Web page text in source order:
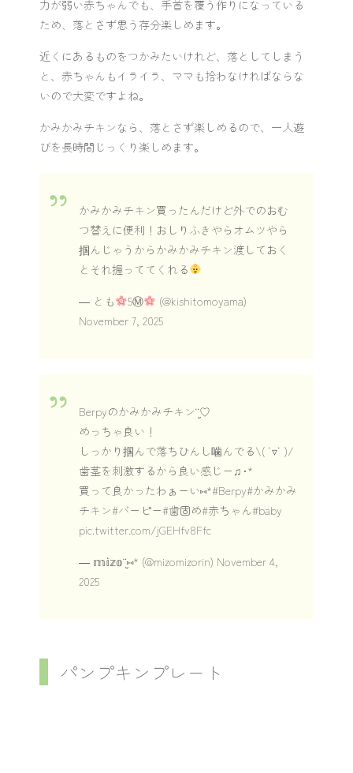
力が弱い赤ちゃんでも、手首を覆う作りになっている
ため、落とさず思う存分楽しめます。
近くにあるものをつかみたいけれど、落としてしまう
と、赤ちゃんもイライラ、ママも拾わなければならな
いので大変ですよね。
かみかみチキンなら、落とさず楽しめるので、一人遊
びを長時間じっくり楽しめます。
かみかみチキン買ったんだけど外でのおむ
つ替えに便利！おしりふきやらオムツやら
掴んじゃうからかみかみチキン渡しておく
とそれ握っててくれる
— とも
5Ⓜ︎
(@kishitomoyama)
November 7, 2025
Berpyのかみかみチキン¨̮♡︎
めっちゃ良い！
しっかり掴んで落ちひんし噛んでる\( ˙▿︎˙ )/
歯茎を刺激するから良い感じー♫︎･*
買って良かったわぁーい⑅︎*#Berpy#かみかみ
チキン#バーピー#歯固め#赤ちゃん#baby
pic.twitter.com/jGEHfv8Ffc
— 𝕞𝕚𝕫𝕠¨̮⑅︎* (@mizomizorin) November 4,
2025
パンプキンプレート